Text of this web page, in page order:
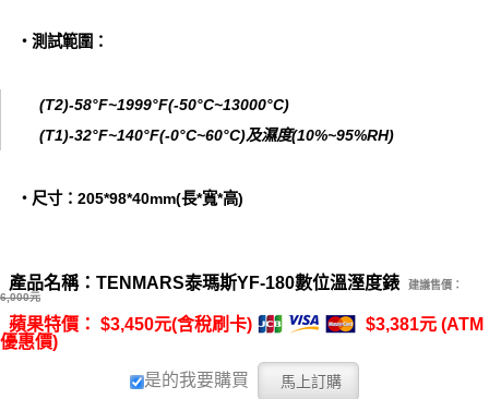
‧測試範圍：
(T2)-58°F~1999°F(-50°C~13000°C)
(T1)-32°F~140°F(-0°C~60°C)及濕度(10%~95%RH)
‧尺寸：205*98*40mm(長*寬*高)
產品名稱：TENMARS泰瑪斯YF-180數位溫溼度錶
建議售價：
6,000元
蘋果特價： $3,450元(含稅刷卡)
$3,381元 (ATM
優惠價)
是的我要購買